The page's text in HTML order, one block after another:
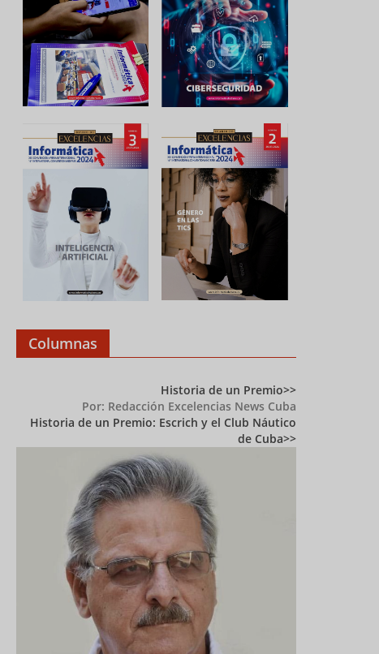
Columnas
Historia de un Premio
Por: Redacción Excelencias News Cuba
Historia de un Premio: Escrich y el Club Náutico
de Cuba